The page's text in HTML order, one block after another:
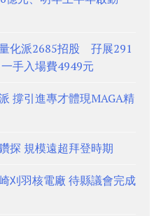
量化派2685招股 孖展291
手入場費4949元
撐引進專才體現MAGA精
探 規模遠超拜登時期
刈羽核電廠 待縣議會完成